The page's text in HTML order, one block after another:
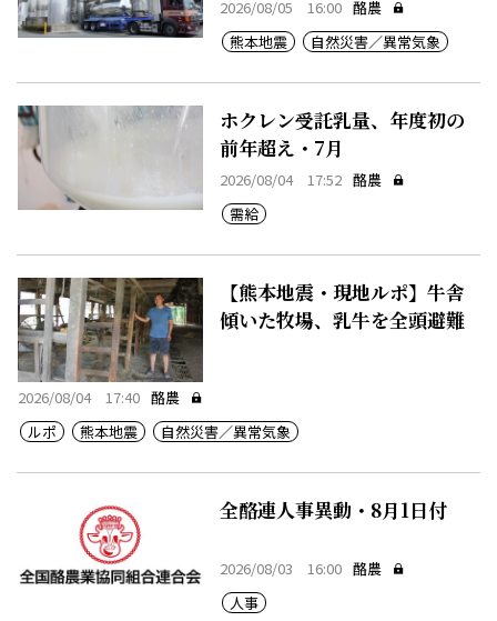
2026/08/05 16:00 酪農
熊本地震
自然災害／異常気象
ホクレン受託乳量、年度初の
前年超え・7月
2026/08/04 17:52 酪農
需給
【熊本地震・現地ルポ】牛舎
傾いた牧場、乳牛を全頭避難
2026/08/04 17:40 酪農
ルポ
熊本地震 自然災害／異常気象
全酪連人事異動・8月1日付
2026/08/03 16:00 酪農
人事